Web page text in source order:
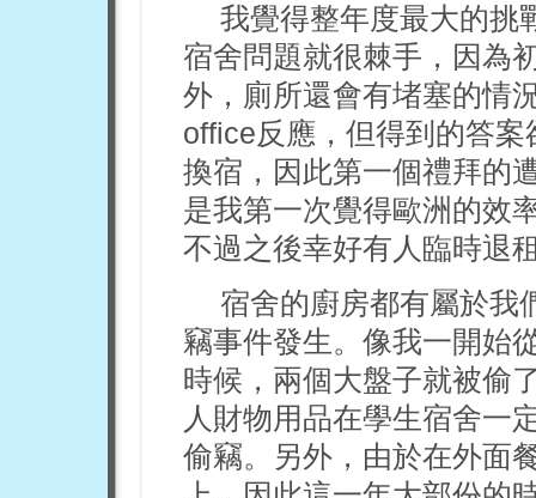
我覺得整年度最大的挑
宿舍問題就很棘手，因為
外，廁所還會有堵塞的情
office反應，但得到的答
換宿，因此第一個禮拜的
是我第一次覺得歐洲的效
不過之後幸好有人臨時退
宿舍的廚房都有屬於我
竊事件發生。像我一開始
時候，兩個大盤子就被偷
人財物用品在學生宿舍一
偷竊。另外，由於在外面